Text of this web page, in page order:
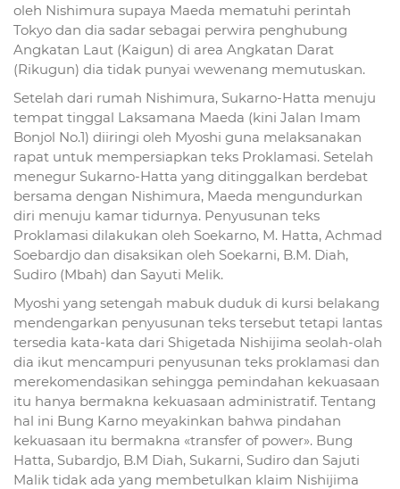
oleh Nishimura supaya Maeda mematuhi perintah
Tokyo dan dia sadar sebagai perwira penghubung
Angkatan Laut (Kaigun) di area Angkatan Darat
(Rikugun) dia tidak punyai wewenang memutuskan.
Setelah dari rumah Nishimura, Sukarno-Hatta menuju
tempat tinggal Laksamana Maeda (kini Jalan Imam
Bonjol No.1) diiringi oleh Myoshi guna melaksanakan
rapat untuk mempersiapkan teks Proklamasi. Setelah
menegur Sukarno-Hatta yang ditinggalkan berdebat
bersama dengan Nishimura, Maeda mengundurkan
diri menuju kamar tidurnya. Penyusunan teks
Proklamasi dilakukan oleh Soekarno, M. Hatta, Achmad
Soebardjo dan disaksikan oleh Soekarni, B.M. Diah,
Sudiro (Mbah) dan Sayuti Melik.
Myoshi yang setengah mabuk duduk di kursi belakang
mendengarkan penyusunan teks tersebut tetapi lantas
tersedia kata-kata dari Shigetada Nishijima seolah-olah
dia ikut mencampuri penyusunan teks proklamasi dan
merekomendasikan sehingga pemindahan kekuasaan
itu hanya bermakna kekuasaan administratif. Tentang
hal ini Bung Karno meyakinkan bahwa pindahan
kekuasaan itu bermakna «transfer of power». Bung
Hatta, Subardjo, B.M Diah, Sukarni, Sudiro dan Sajuti
Malik tidak ada yang membetulkan klaim Nishijima